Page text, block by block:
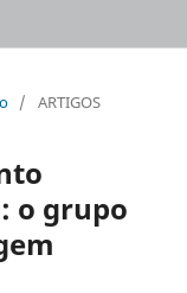
/ ARTIGOS
o grupo